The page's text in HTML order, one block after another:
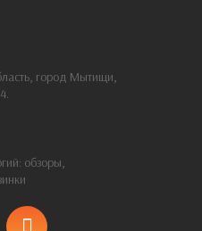
город Мытищи,
обзоры,